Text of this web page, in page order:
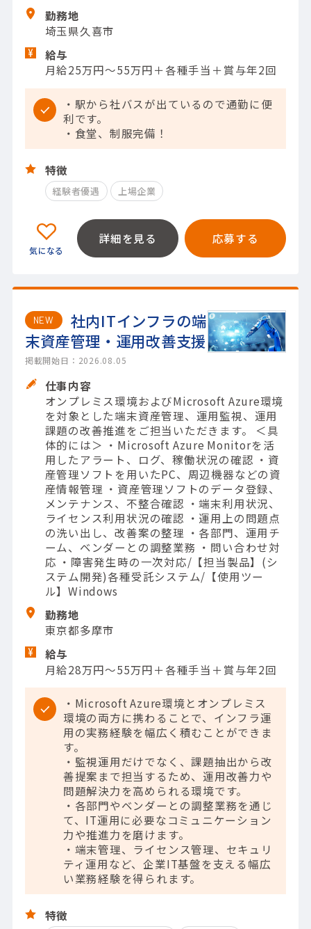
勤務地
埼玉県久喜市
給与
月給25万円～55万円＋各種手当＋賞与年2回
・駅から社バスが出ているので通勤に便
利です。
・食堂、制服完備！
特徴
経験者優遇 上場企業
詳細を見る 応募する
NEW
社内ITインフラの端
末資産管理・運用改善支援
掲載開始日：2026.08.05
仕事内容
オンプレミス環境およびMicrosoft Azure環境
を対象とした端末資産管理、運用監視、運用
課題の改善推進をご担当いただきます。 ＜具
体的には＞ ・Microsoft Azure Monitorを活
用したアラート、ログ、稼働状況の確認 ・資
産管理ソフトを用いたPC、周辺機器などの資
産情報管理 ・資産管理ソフトのデータ登録、
メンテナンス、不整合確認 ・端末利用状況、
ライセンス利用状況の確認 ・運用上の問題点
の洗い出し、改善案の整理 ・各部門、運用チ
ーム、ベンダーとの調整業務 ・問い合わせ対
応 ・障害発生時の一次対応/【担当製品】(シ
ステム開発)各種受託システム/【使用ツー
ル】Windows
勤務地
東京都多摩市
給与
月給28万円～55万円＋各種手当＋賞与年2回
・Microsoft Azure環境とオンプレミス
環境の両方に携わることで、インフラ運
用の実務経験を幅広く積むことができま
す。
・監視運用だけでなく、課題抽出から改
善提案まで担当するため、運用改善力や
問題解決力を高められる環境です。
・各部門やベンダーとの調整業務を通じ
て、IT運用に必要なコミュニケーション
力や推進力を磨けます。
・端末管理、ライセンス管理、セキュリ
ティ運用など、企業IT基盤を支える幅広
い業務経験を得られます。
特徴